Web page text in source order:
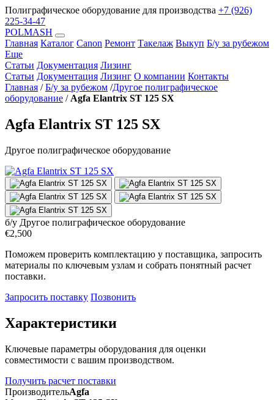
Полиграфическое оборудование для производства +7 (926)
225-34-47
POLMASH
Главная Каталог Canon Ремонт Такелаж Выкуп Б/у за рубежом
Еще
Статьи Документация Лизинг
Статьи Документация Лизинг О компании Контакты
Главная / Б/у за рубежом /Другое полиграфическое
оборудование / Agfa Elantrix ST 125 SX
Agfa Elantrix ST 125 SX
Другое полиграфическое оборудование
б/у Другое полиграфическое оборудование
€2,500
Поможем проверить комплектацию у поставщика, запросить
материалы по ключевым узлам и собрать понятный расчет
поставки.
Запросить поставку Позвонить
Характеристики
Ключевые параметры оборудования для оценки
совместимости с вашим производством.
Получить расчет поставки
ПроизводительAgfa